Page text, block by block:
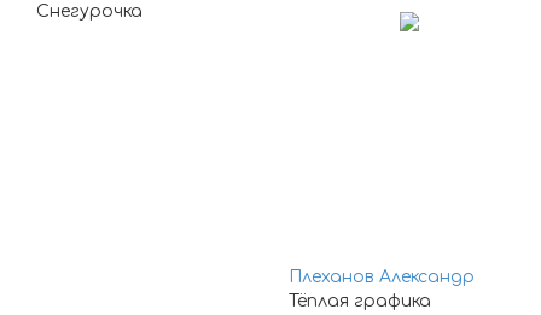
Снегурочка
Плеханов Александр
Тёплая графика